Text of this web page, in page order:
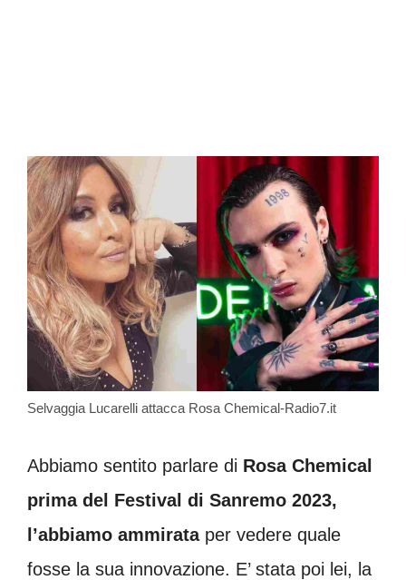
Selvaggia Lucarelli attacca Rosa Chemical-Radio7.it
Abbiamo sentito parlare di Rosa Chemical
prima del Festival di Sanremo 2023,
l’abbiamo ammirataper vedere quale
fosse la sua innovazione. E’ stata poi lei, la